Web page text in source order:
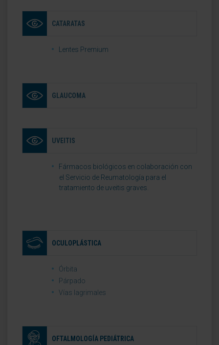
CATARATAS
Lentes Premium
GLAUCOMA
UVEITIS
Fármacos biológicos en colaboración con
el Servicio de Reumatología para el
tratamiento de uveitis graves.
OCULOPLÁSTICA
Órbita
Párpado
Vías lagrimales
OFTALMOLOGÍA PEDIÁTRICA